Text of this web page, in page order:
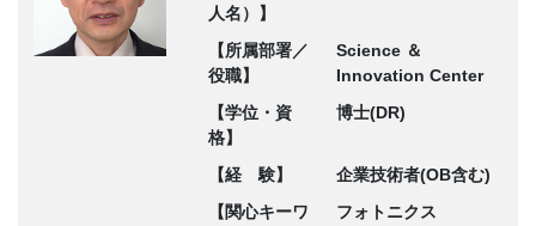
人名）】
【所属部署／
役職】
Science ＆
Innovation Center
【学位・資
格】
博士(DR)
【経 験】
企業技術者(OB含む)
【関心キーワ
フォトニクス